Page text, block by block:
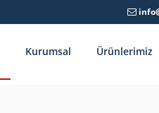
Kurumsal Ürünlerimiz